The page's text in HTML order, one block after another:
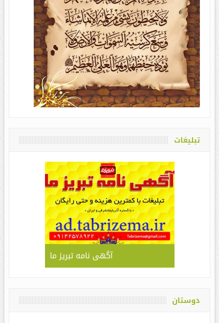
تبلیغات
آگهی نامه تبریز ما
دوستان